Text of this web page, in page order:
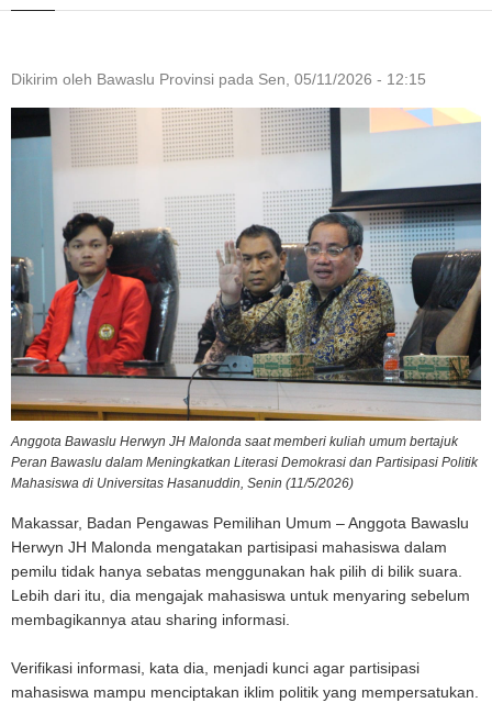
Dikirim oleh Bawaslu Provinsi pada Sen, 05/11/2026 - 12:15
Anggota Bawaslu Herwyn JH Malonda saat memberi kuliah umum bertajuk
Peran Bawaslu dalam Meningkatkan Literasi Demokrasi dan Partisipasi Politik
Mahasiswa di Universitas Hasanuddin, Senin (11/5/2026)
Makassar, Badan Pengawas Pemilihan Umum – Anggota Bawaslu
Herwyn JH Malonda mengatakan partisipasi mahasiswa dalam
pemilu tidak hanya sebatas menggunakan hak pilih di bilik suara.
Lebih dari itu, dia mengajak mahasiswa untuk menyaring sebelum
membagikannya atau sharing informasi.
Verifikasi informasi, kata dia, menjadi kunci agar partisipasi
mahasiswa mampu menciptakan iklim politik yang mempersatukan.